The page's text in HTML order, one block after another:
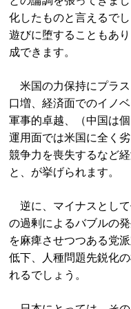
化したものと言えるで
遊びに堕することもあ
成できます。
米国の力保持にプラス
口増、経済面でのイノ
軍事的卓越、（中国は
運用面では米国に全く
競争力を喪失するなど
と、が挙げられます。
逆に、マイナスとし
の過剰によるバブルの
を麻痺させつつある党
低下、人種問題先鋭化
れるでしょう。